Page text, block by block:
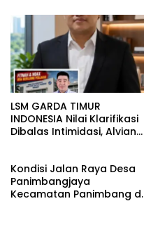
tidak harus resmi Dengan
suasana Santai lebih
Dekat Dan Harmonis.
LSM GARDA TIMUR
INDONESIA Nilai Klarifikasi
Dibalas Intimidasi, Alvian
KUHAP pasal 108 ayat 1
Kondisi Jalan Raya Desa
Panimbangjaya
Kecamatan Panimbang di